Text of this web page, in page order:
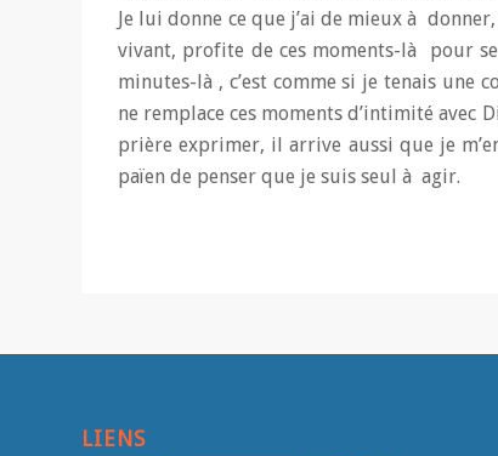
Je lui donne ce que j’ai de mieux à
vivant, profite de ces moments-là pour
minutes-là , c’est comme si je tenais une
ne remplace ces moments d’intimité avec
prière exprimer, il arrive aussi que je
païen de penser que je suis seul à agir.
LIENS